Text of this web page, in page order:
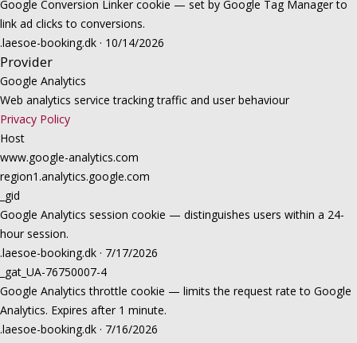
Google Conversion Linker cookie — set by Google Tag Manager to
link ad clicks to conversions.
.laesoe-booking.dk · 10/14/2026
Provider
Google Analytics
Web analytics service tracking traffic and user behaviour
Privacy Policy
Host
www.google-analytics.com
region1.analytics.google.com
_gid
Google Analytics session cookie — distinguishes users within a 24-
hour session.
.laesoe-booking.dk · 7/17/2026
_gat_UA-76750007-4
Google Analytics throttle cookie — limits the request rate to Google
Analytics. Expires after 1 minute.
.laesoe-booking.dk · 7/16/2026